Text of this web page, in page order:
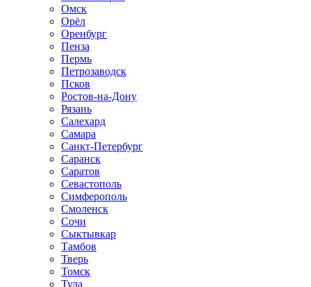
Омск
Орёл
Оренбург
Пенза
Пермь
Петрозаводск
Псков
Ростов-на-Дону
Рязань
Салехард
Самара
Санкт-Петербург
Саранск
Саратов
Севастополь
Симферополь
Смоленск
Сочи
Сыктывкар
Тамбов
Тверь
Томск
Тула